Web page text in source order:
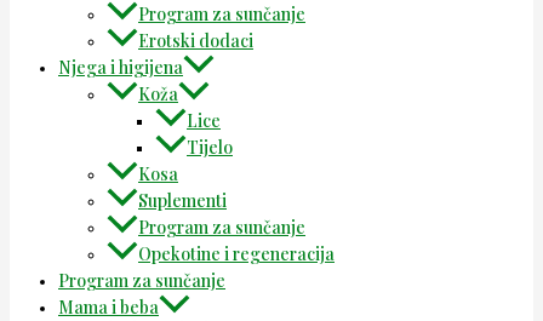
Program za sunčanje
Erotski dodaci
Njega i higijena
Koža
Lice
Tijelo
Kosa
Suplementi
Program za sunčanje
Opekotine i regeneracija
Program za sunčanje
Mama i beba